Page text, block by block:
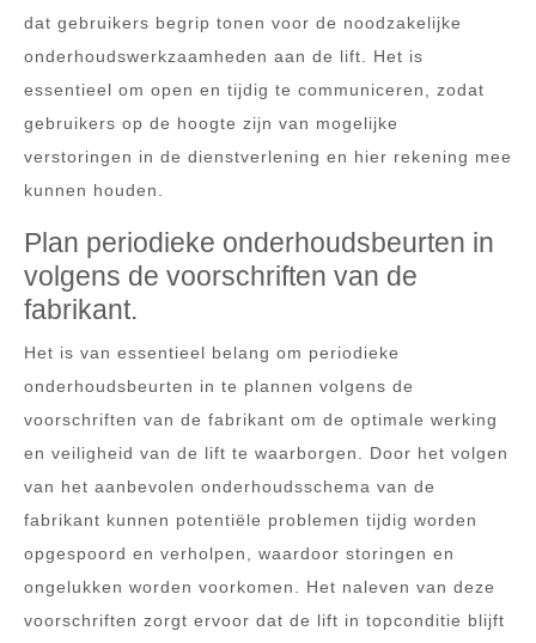
dat gebruikers begrip tonen voor de noodzakelijke
onderhoudswerkzaamheden aan de lift. Het is
essentieel om open en tijdig te communiceren, zodat
gebruikers op de hoogte zijn van mogelijke
verstoringen in de dienstverlening en hier rekening mee
kunnen houden.
Plan periodieke onderhoudsbeurten in
volgens de voorschriften van de
fabrikant.
Het is van essentieel belang om periodieke
onderhoudsbeurten in te plannen volgens de
voorschriften van de fabrikant om de optimale werking
en veiligheid van de lift te waarborgen. Door het volgen
van het aanbevolen onderhoudsschema van de
fabrikant kunnen potentiële problemen tijdig worden
opgespoord en verholpen, waardoor storingen en
ongelukken worden voorkomen. Het naleven van deze
voorschriften zorgt ervoor dat de lift in topconditie blijft